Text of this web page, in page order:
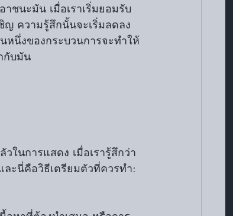
ชนะมัน เมื่อเราเริ่มยอมรับ
ญ ความรู้สึกนั้นจะเริ่มลดลง
หนึ่งของกระบวนการจะทำให้
กับมัน
ในการแสดง เมื่อเรารู้สึกว่า
ละนี่คือวิธีเตรียมตัวที่ควรทำ: